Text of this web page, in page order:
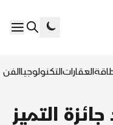
العقاراتالتكنولوجياالفن
التميز